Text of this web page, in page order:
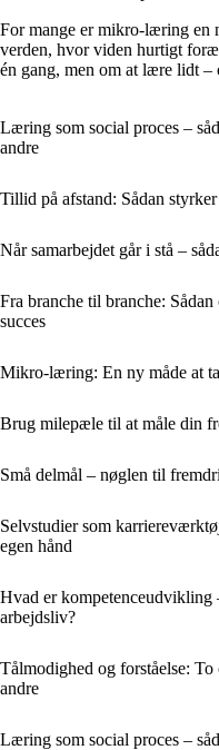
For mange er mikro-læring en
verden, hvor viden hurtigt
én gang, men om at lære lidt –
Læring som social proces –
andre
Tillid på afstand: Sådan
Når samarbejdet går i stå –
Fra branche til branche:
succes
Mikro-læring: En ny måde at
Brug milepæle til at måle din
Små delmål – nøglen til
Selvstudier som
egen hånd
Hvad er
arbejdsliv?
Tålmodighed og forståelse:
andre
Læring som social proces –